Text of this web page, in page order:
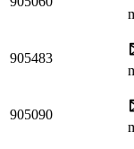
905483
905090